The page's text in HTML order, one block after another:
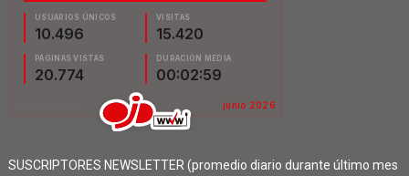
SUSCRIPTORES NEWSLETTER (promedio diario durante último mes